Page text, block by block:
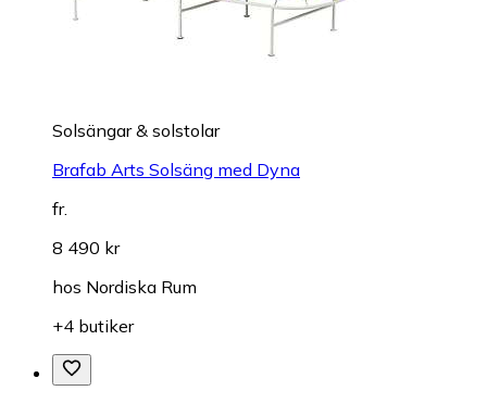
Solsängar & solstolar
Brafab Arts Solsäng med Dyna
fr.
8 490 kr
hos Nordiska Rum
+4 butiker